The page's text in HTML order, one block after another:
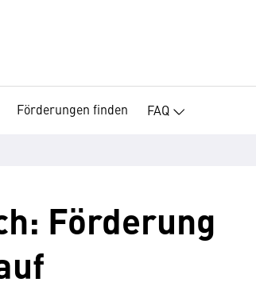
Förderungen finden FAQ
Förderung